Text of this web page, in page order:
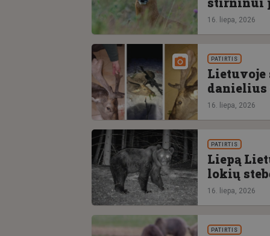
16. liepa, 2026
PATIRTIS
Lietuvoje
danielius
16. liepa, 2026
PATIRTIS
Liepą
lokių
16. liepa, 2026
PATIRTIS